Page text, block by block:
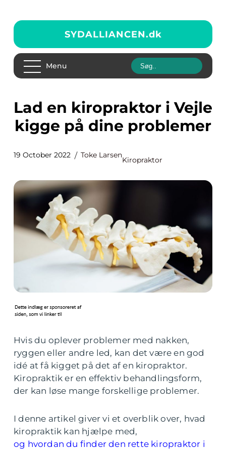
SYDALLIANCEN.dk
Menu
Lad en kiropraktor i Vejle
kigge på dine problemer
19 October 2022 Toke Larsen
Kiropraktor
Hvis du oplever problemer med nakken,
ryggen eller andre led, kan det være en god
idé at få kigget på det af en kiropraktor.
Kiropraktik er en effektiv behandlingsform,
der kan løse mange forskellige problemer.
I denne artikel giver vi et overblik over, hvad
kiropraktik kan hjælpe med,
og hvordan du finder den rette kiropraktor i